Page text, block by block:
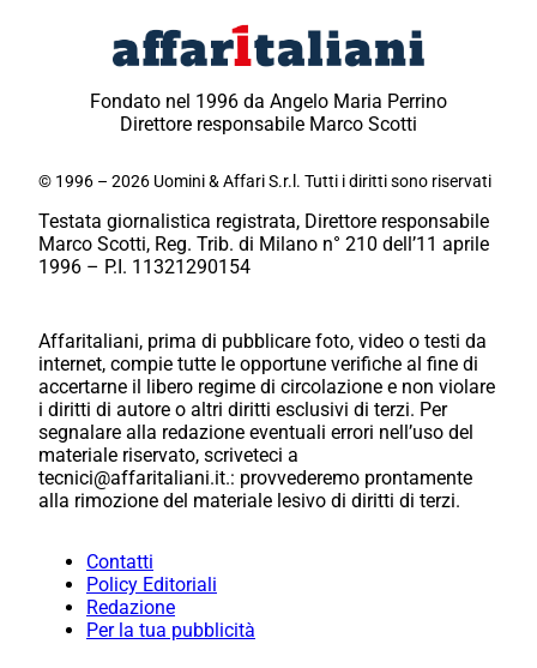
Fondato nel 1996 da Angelo Maria Perrino
Direttore responsabile Marco Scotti
© 1996 – 2026 Uomini & Affari S.r.l. Tutti i diritti sono riservati
Testata giornalistica registrata, Direttore responsabile
Marco Scotti, Reg. Trib. di Milano n° 210 dell’11 aprile
1996 – P.I. 11321290154
Affaritaliani, prima di pubblicare foto, video o testi da
internet, compie tutte le opportune verifiche al fine di
accertarne il libero regime di circolazione e non violare
i diritti di autore o altri diritti esclusivi di terzi. Per
segnalare alla redazione eventuali errori nell’uso del
materiale riservato, scriveteci a
tecnici@affaritaliani.it.: provvederemo prontamente
alla rimozione del materiale lesivo di diritti di terzi.
Contatti
Policy Editoriali
Redazione
Per la tua pubblicità